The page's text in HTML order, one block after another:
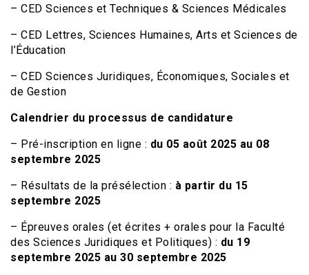
– CED Sciences et Techniques & Sciences Médicales
– CED Lettres, Sciences Humaines, Arts et Sciences de
l’Éducation
– CED Sciences Juridiques, Économiques, Sociales et
de Gestion
Calendrier du processus de candidature
– Pré-inscription en ligne : du 05 août 2025 au 08
septembre 2025
– Résultats de la présélection : à partir du 15
septembre 2025
– Épreuves orales (et écrites + orales pour la Faculté
des Sciences Juridiques et Politiques) : du 19
septembre 2025 au 30 septembre 2025